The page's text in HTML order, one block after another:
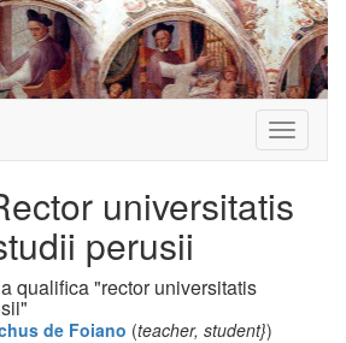
Toggle
universitatis
perusii
qualifica "rector universitatis
de Foiano (teacher, student})